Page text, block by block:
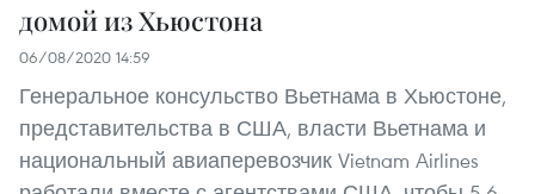
домой из Хьюстона
06/08/2020 14:59
Генеральное консульство Вьетнама в Хьюстоне,
представительства в США, власти Вьетнама и
национальный авиаперевозчик Vietnam Airlines